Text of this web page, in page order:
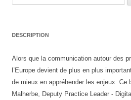
DESCRIPTION
Alors que la communication autour des
l’Europe devient de plus en plus
de mieux en appréhender les enjeux. Ce
Malherbe, Deputy Practice Leader -